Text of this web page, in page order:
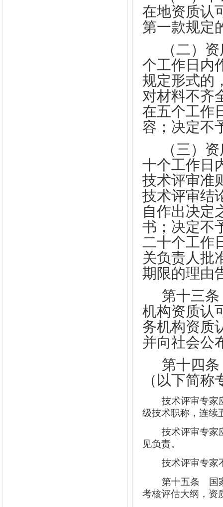
在地资质认
第一款规定
（二）
个工作日内
规定形式的
对材料不齐
在五个工作
容；决定不
（三）
十个工作日
技术评审准
技术评审结
自作出决定
书；决定不
二十个工作
关负责人批
期限的理由
第十三条
机构资质认
务机构资质
并向社会公
第十四条
（以下简
技术评审专家
级技术职称，连续
技术评审专家
见负责。
技术评审专家
第十五条 国
考核评估大纲，资